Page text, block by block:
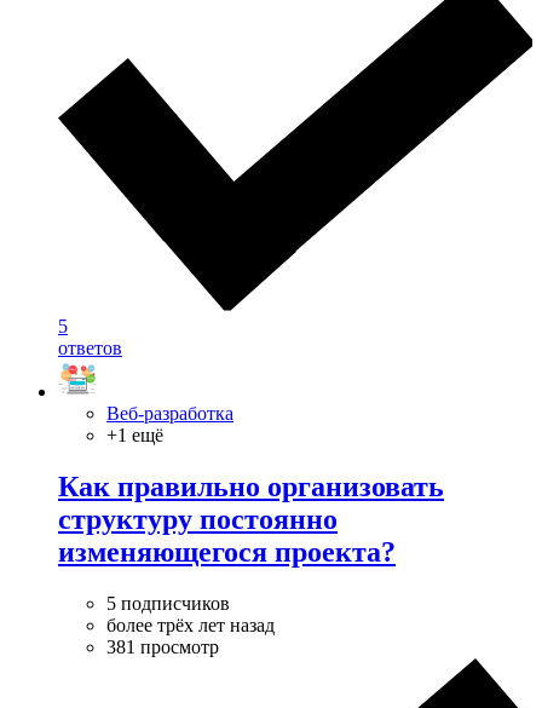
5
ответов
Веб-разработка
+1 ещё
Как правильно организовать
структуру постоянно
изменяющегося проекта?
5 подписчиков
более трёх лет назад
381 просмотр